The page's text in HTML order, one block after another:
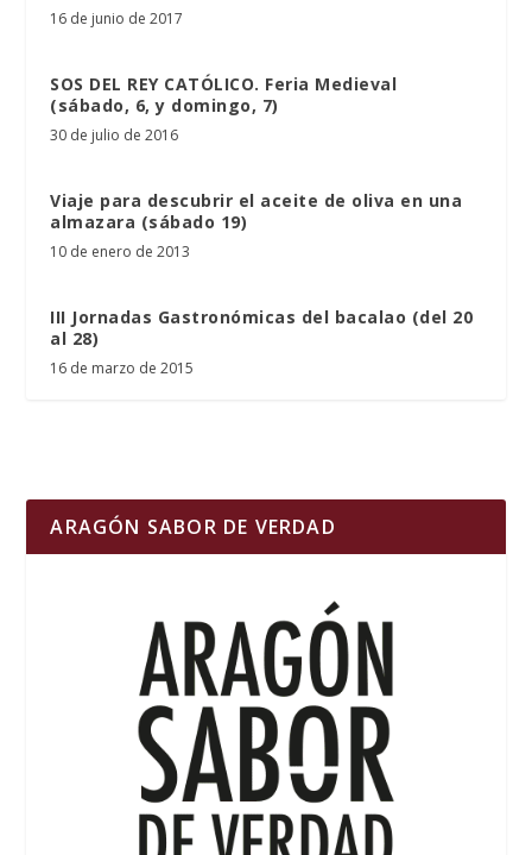
16 de junio de 2017
SOS DEL REY CATÓLICO. Feria Medieval
(sábado, 6, y domingo, 7)
30 de julio de 2016
Viaje para descubrir el aceite de oliva en una
almazara (sábado 19)
10 de enero de 2013
III Jornadas Gastronómicas del bacalao (del 20
al 28)
16 de marzo de 2015
ARAGÓN SABOR DE VERDAD